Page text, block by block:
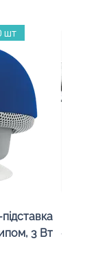
шт
3 Вт